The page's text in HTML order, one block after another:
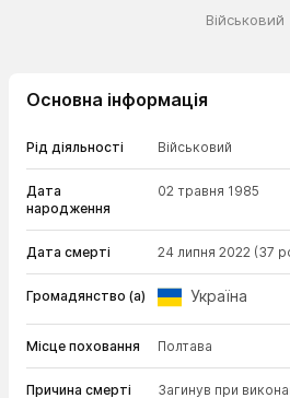
Військовий
Основна інформація
Рід діяльності Військовий
Дата
народження
02 травня 1985
Дата смерті 24 липня 2022 (37
Громадянство (а) Україна
Місце поховання Полтава
Причина смерті Загинув при